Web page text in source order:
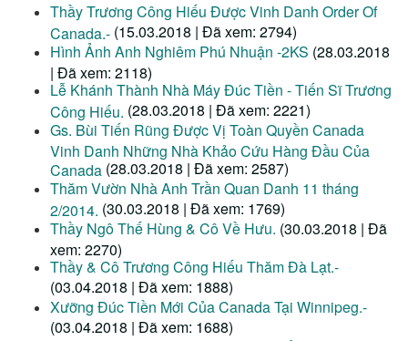
Thầy Trương Công Hiếu Được Vinh Danh Order Of
Canada.- (15.03.2018 | Đã xem: 2794)
Hình Ảnh Anh Nghiêm Phú Nhuận -2KS (28.03.2018
| Đã xem: 2118)
Lễ Khánh Thành Nhà Máy Đúc Tiền - Tiến Sĩ Trương
Công Hiếu. (28.03.2018 | Đã xem: 2221)
Gs. Bùi Tiến Rũng Được Vị Toàn Quyền Canada
Vinh Danh Những Nhà Khảo Cứu Hàng Đầu Của
Canada (28.03.2018 | Đã xem: 2587)
Thăm Vườn Nhà Anh Trần Quan Danh 11 tháng
2/2014. (30.03.2018 | Đã xem: 1769)
Thầy Ngô Thế Hùng & Cô Về Hưu. (30.03.2018 | Đã
xem: 2270)
Thầy & Cô Trương Công Hiếu Thăm Đà Lạt.-
(03.04.2018 | Đã xem: 1888)
Xưỡng Đúc Tiền Mới Của Canada Tại Winnipeg.-
(03.04.2018 | Đã xem: 1688)